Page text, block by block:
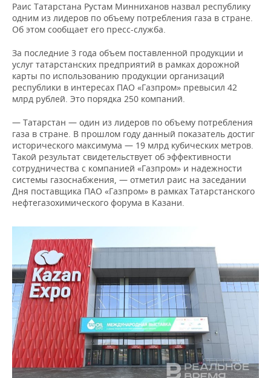
ОТКРЫТАЯ ЛЕКЦИЯ
БАСКЕТБОЛ
ВОЛЕЙБОЛ
КИБЕРСПОРТ
ФИГУРНОЕ КАТАНИЕ
ВОДНЫЕ ВИДЫ СПОРТА
ХОККЕЙ С МЯЧОМ
ИНФРАСТРУКТУРА
ИСТОРИЯ
КУЛЬТУРА
МЕДИЦИНА
ОБРАЗОВАНИЕ
ПРОИСШЕСТВИЯ
СПРАВОЧНИК
СПИСОК ПЕРСОН
СПИСОК КОМПАНИЙ
ПОЛНАЯ ВЕРСИЯ
Раис Татарстана Рустам Минниханов назвал республику
одним из лидеров по объему потребления газа в стране.
Об этом сообщает его пресс-служба.
За последние 3 года объем поставленной продукции и
услуг татарстанских предприятий в рамках дорожной
карты по использованию продукции организаций
республики в интересах ПАО «Газпром» превысил 42
млрд рублей. Это порядка 250 компаний.
— Татарстан — один из лидеров по объему потребления
газа в стране. В прошлом году данный показатель достиг
исторического максимума — 19 млрд кубических метров.
Такой результат свидетельствует об эффективности
сотрудничества с компанией «Газпром» и надежности
системы газоснабжения, — отметил раис на заседании
Дня поставщика ПАО «Газпром» в рамках Татарстанского
нефтегазохимического форума в Казани.